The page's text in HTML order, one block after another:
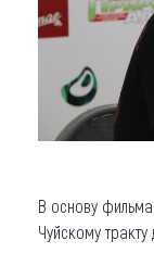
В основу
Чуйскому тракту